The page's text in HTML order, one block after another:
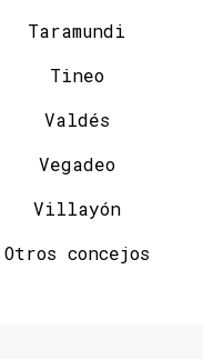
Taramundi
Tineo
Valdés
Vegadeo
Villayón
Otros concejos